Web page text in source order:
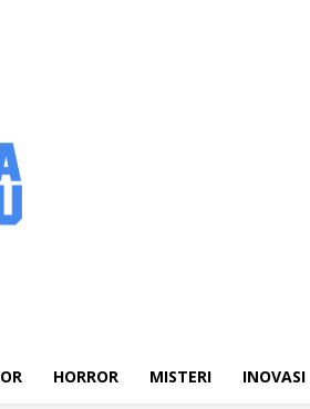
HORROR MISTERI INOVASI